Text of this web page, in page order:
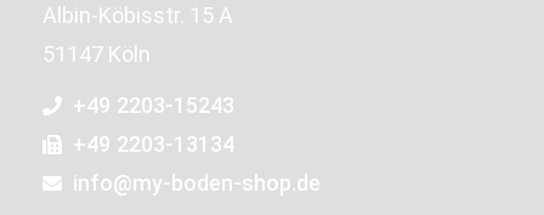
Albin-Köbisstr. 15 A
51147 Köln
+49 2203-15243
+49 2203-13134
info@my-boden-shop.de